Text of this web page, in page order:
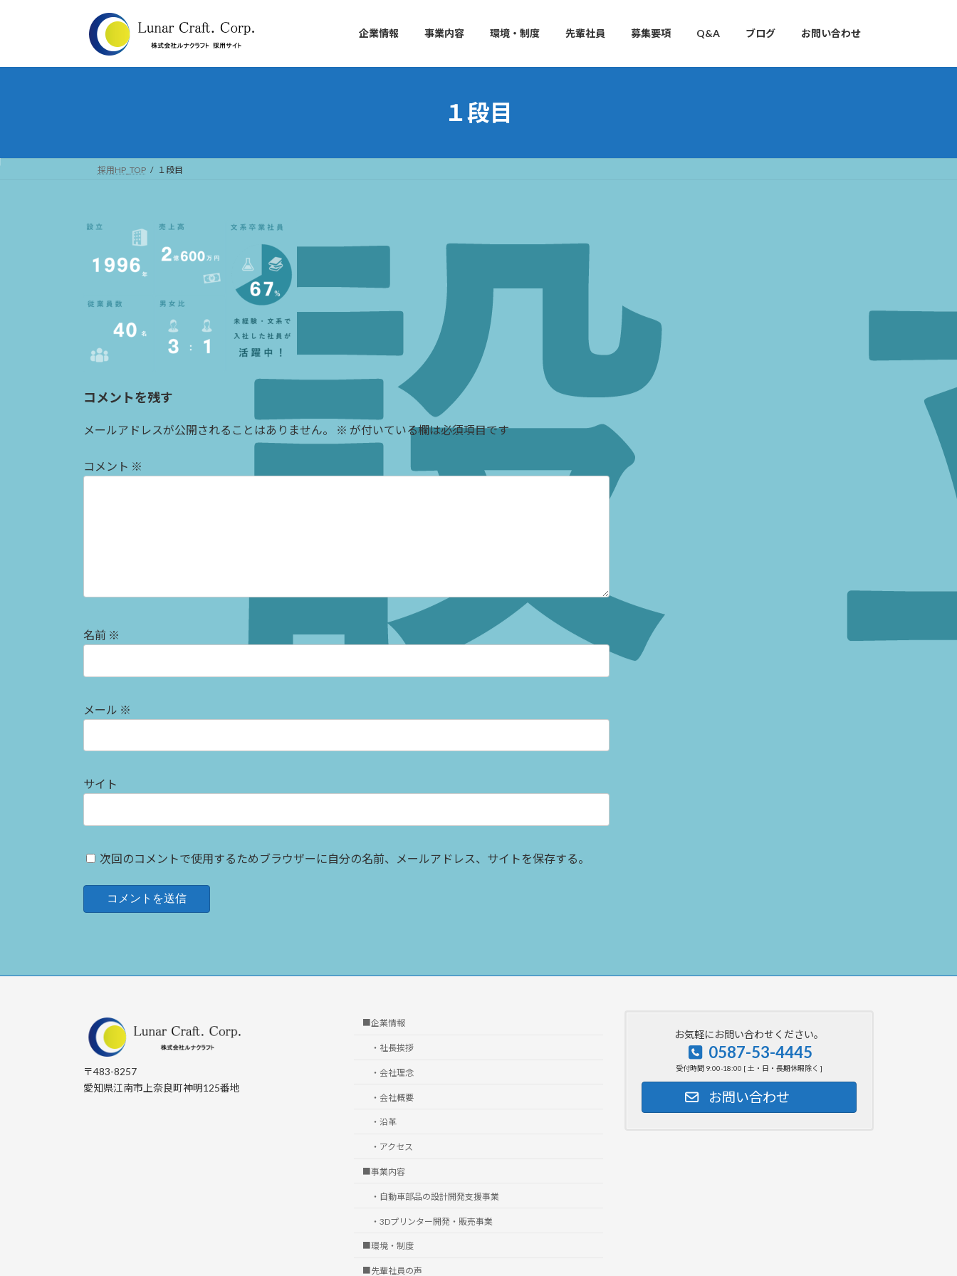
プ
動
企業情報 事業内容 環境・制度 先輩社員 募集要項 Q&A ブログ お問い合わせ
１段目
採用HP_TOP １段目
コメントを残す
メールアドレスが公開されることはありません。 ※ が付いている欄は必須項目です
コメント ※
名前 ※
メール ※
サイト
次回のコメントで使用するためブラウザーに自分の名前、メールアドレス、サイトを保存する。
〒483-8257
愛知県江南市上奈良町神明125番地
■企業情報
・社長挨拶
・会社理念
・会社概要
・沿革
・アクセス
■事業内容
・自動車部品の設計開発支援事業
・3Dプリンター開発・販売事業
■環境・制度
■先輩社員の声
お気軽にお問い合わせください。
0587-53-4445
受付時間 9:00-18:00 [ 土・日・長期休暇除く ]
お問い合わせ